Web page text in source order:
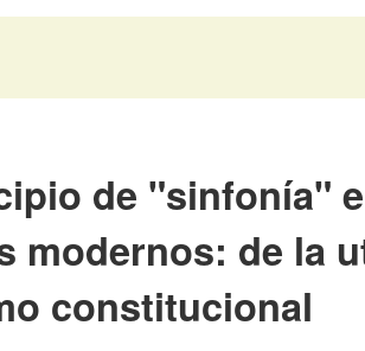
de "sinfonía"
modernos: de la
constitucional